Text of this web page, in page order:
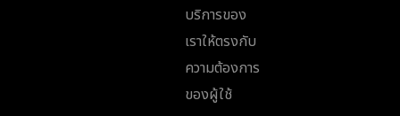
บริการของ
เราให้ตรงกับ
ความต้องการ
ของผู้ใช้